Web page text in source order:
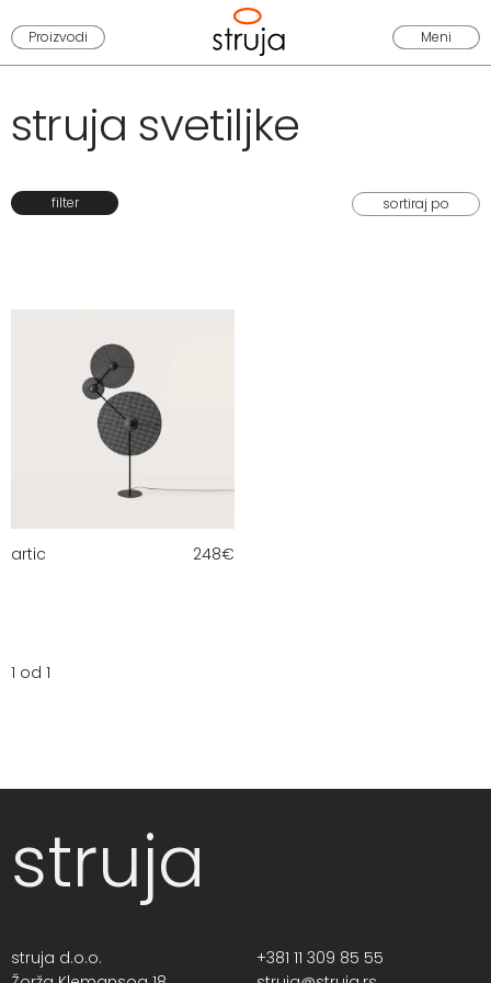
Proizvodi Meni
struja svetiljke
filter
artic 248€
1 od 1
struja
struja d.o.o.
+381 11 309 85 55